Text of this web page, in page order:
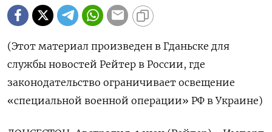
(Этот материал произведен в Гданьске для
службы новостей Рейтер в России, где
законодательство ограничивает освещение
«специальной военной операции» РФ в Украине)